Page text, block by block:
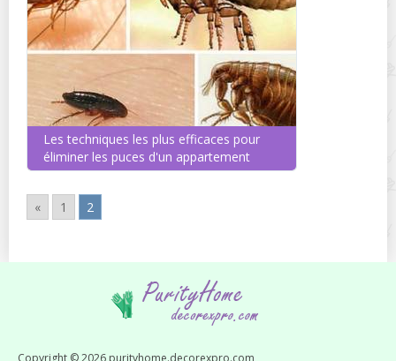
Les techniques les plus efficaces pour
éliminer les puces d'un appartement
« 1 2
Copyright © 2026 purityhome.decorexpro.com